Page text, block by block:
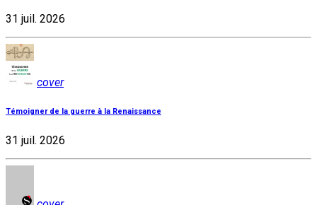
31 juil. 2026
cover
Témoigner de la guerre à la Renaissance
31 juil. 2026